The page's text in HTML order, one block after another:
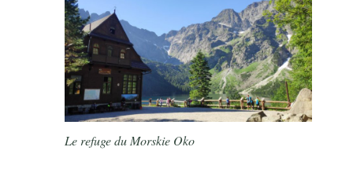
Le refuge du Morskie Oko